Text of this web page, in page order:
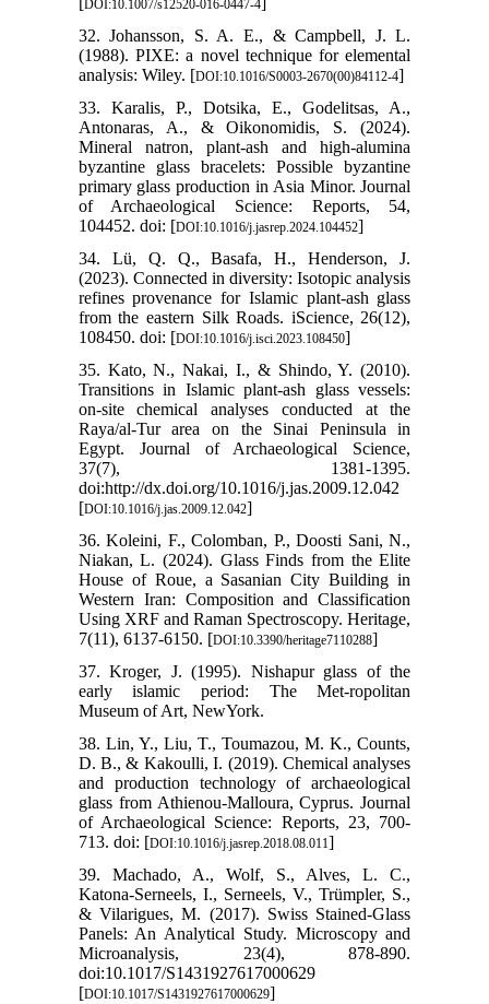
DOI:10.1007/s12520-016-0447-4
32. Johansson, S. A. E., & Campbell, J. L.
(1988). PIXE: a novel technique for elemental
analysis: Wiley. [DOI:10.1016/S0003-2670(00)84112-4]
33. Karalis, P., Dotsika, E., Godelitsas, A.,
Antonaras, A., & Oikonomidis, S. (2024).
Mineral natron, plant-ash and high-alumina
byzantine glass bracelets: Possible byzantine
primary glass production in Asia Minor. Journal
of Archaeological Science: Reports, 54,
104452. doi: [DOI:10.1016/j.jasrep.2024.104452]
34. Lü, Q. Q., Basafa, H., Henderson, J.
(2023). Connected in diversity: Isotopic analysis
refines provenance for Islamic plant-ash glass
from the eastern Silk Roads. iScience, 26(12),
108450. doi: [DOI:10.1016/j.isci.2023.108450]
35. Kato, N., Nakai, I., & Shindo, Y. (2010).
Transitions in Islamic plant-ash glass vessels:
on-site chemical analyses conducted at the
Raya/al-Tur area on the Sinai Peninsula in
Egypt. Journal of Archaeological Science,
37(7), 1381-1395.
doi:http://dx.doi.org/10.1016/j.jas.2009.12.042
[DOI:10.1016/j.jas.2009.12.042]
36. Koleini, F., Colomban, P., Doosti Sani, N.,
Niakan, L. (2024). Glass Finds from the Elite
House of Roue, a Sasanian City Building in
Western Iran: Composition and Classification
Using XRF and Raman Spectroscopy. Heritage,
7(11), 6137-6150. [DOI:10.3390/heritage7110288]
37. Kroger, J. (1995). Nishapur glass of the
early islamic period: The Met-ropolitan
Museum of Art, NewYork.
38. Lin, Y., Liu, T., Toumazou, M. K., Counts,
D. B., & Kakoulli, I. (2019). Chemical analyses
and production technology of archaeological
glass from Athienou-Malloura, Cyprus. Journal
of Archaeological Science: Reports, 23, 700-
713. doi: [DOI:10.1016/j.jasrep.2018.08.011]
39. Machado, A., Wolf, S., Alves, L. C.,
Katona-Serneels, I., Serneels, V., Trümpler, S.,
& Vilarigues, M. (2017). Swiss Stained-Glass
Panels: An Analytical Study. Microscopy and
Microanalysis, 23(4), 878-890.
doi:10.1017/S1431927617000629
[DOI:10.1017/S1431927617000629]